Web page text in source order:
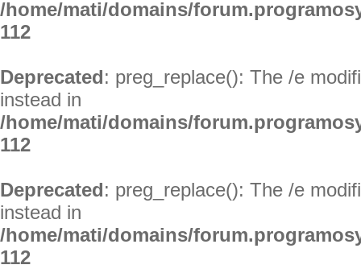
/home/mati/domains/
112
Deprecated: preg_replace(): The /e
instead in
/home/mati/domains/
112
Deprecated: preg_replace(): The /e
instead in
/home/mati/domains/
112